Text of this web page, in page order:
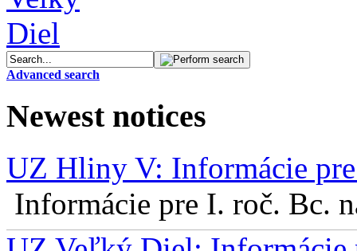
Advanced search
Newest notices
UZ Hliny V: Informácie
Informácie pre I. roč. Bc.